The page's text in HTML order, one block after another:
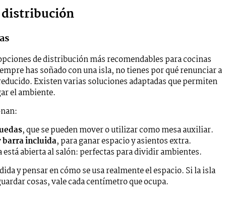
distribución
de distribución más recomendables para cocinas
has soñado con una isla, no tienes por qué renunciar a
Existen varias soluciones adaptadas que permiten
el ambiente.
, que se pueden mover o utilizar como mesa auxiliar.
barra incluida, para ganar espacio y asientos extra.
está abierta al salón: perfectas para dividir ambientes.
y pensar en cómo se usa realmente el espacio. Si la isla
cosas, vale cada centímetro que ocupa.